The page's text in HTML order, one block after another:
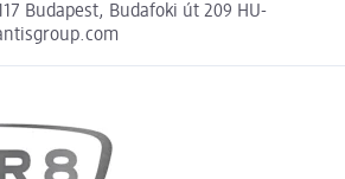
Budapest, Budafoki út 209 HU-